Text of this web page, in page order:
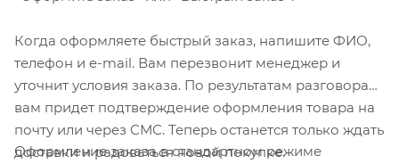
Когда оформляете быстрый заказ, напишите ФИО,
телефон и e-mail. Вам перезвонит менеджер и
уточнит условия заказа. По результатам разговора
вам придет подтверждение оформления товара на
почту или через СМС. Теперь останется только ждать
доставки и радоваться новой покупке.
Оформление заказа в стандартном режиме